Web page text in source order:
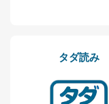
タダ読み